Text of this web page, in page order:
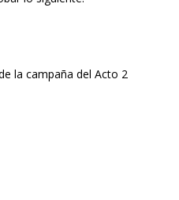
la campaña del Acto 2